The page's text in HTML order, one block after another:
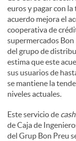
euros y pagar con
acuerdo mejora el
cooperativa de
supermercados
del grupo de
estima que este
sus usuarios de
se mantiene la
niveles actuales.
Este servicio de
de Caja de
del Grup Bon Preu